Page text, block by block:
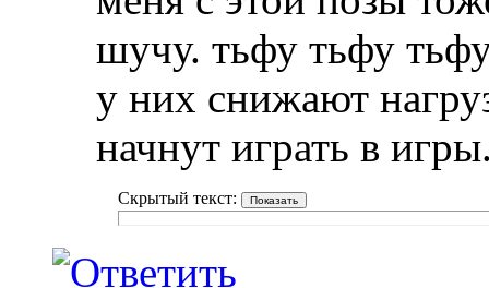
шучу. тьфу тьфу
у них снижают
начнут играть в
Скрытый текст: